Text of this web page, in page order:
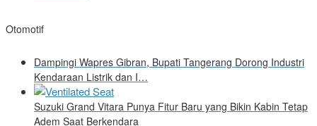
Otomotif
Dampingi Wapres Gibran, Bupati Tangerang Dorong Industri
Kendaraan Listrik dan I…
Suzuki Grand Vitara Punya Fitur Baru yang Bikin Kabin Tetap
Adem Saat Berkendara